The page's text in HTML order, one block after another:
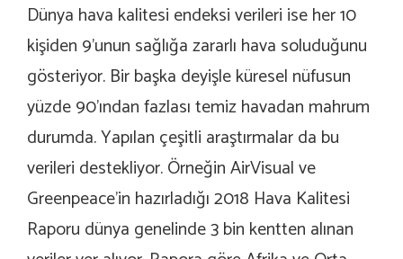
Dünya hava kalitesi endeksi verileri ise her 10
kişiden 9’unun sağlığa zararlı hava soluduğunu
gösteriyor. Bir başka deyişle küresel nüfusun
yüzde 90’ından fazlası temiz havadan mahrum
durumda. Yapılan çeşitli araştırmalar da bu
verileri destekliyor. Örneğin AirVisual ve
Greenpeace’in hazırladığı 2018 Hava Kalitesi
Raporu dünya genelinde 3 bin kentten alınan